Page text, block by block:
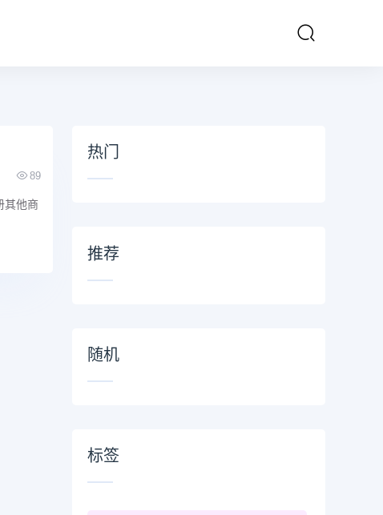
89
其他商
热门
推荐
随机
标签